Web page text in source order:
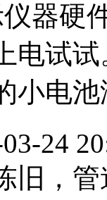
仪器硬
电试
小电
24
旧，